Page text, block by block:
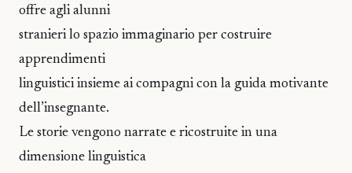
offre agli alunni
stranieri lo spazio immaginario per costruire
apprendimenti
linguistici insieme ai compagni con la guida motivante
dell’insegnante.
Le storie vengono narrate e ricostruite in una
dimensione linguistica